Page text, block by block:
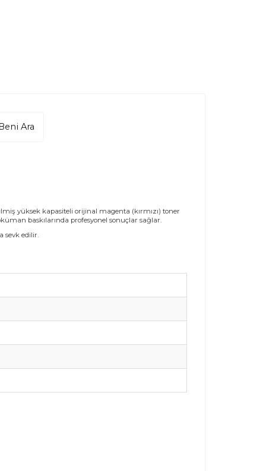
Ara
yüksek kapasiteli orijinal magenta (kırmızı) toner
baskılarında profesyonel sonuçlar sağlar.
sevk edilir.